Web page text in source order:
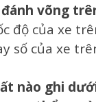
đánh võng
độ của xe
số của xe
nào ghi